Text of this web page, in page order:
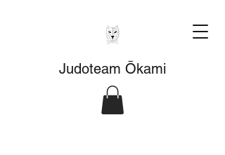
Judoteam Ōkami